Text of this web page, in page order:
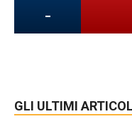
-
GLI ULTIMI